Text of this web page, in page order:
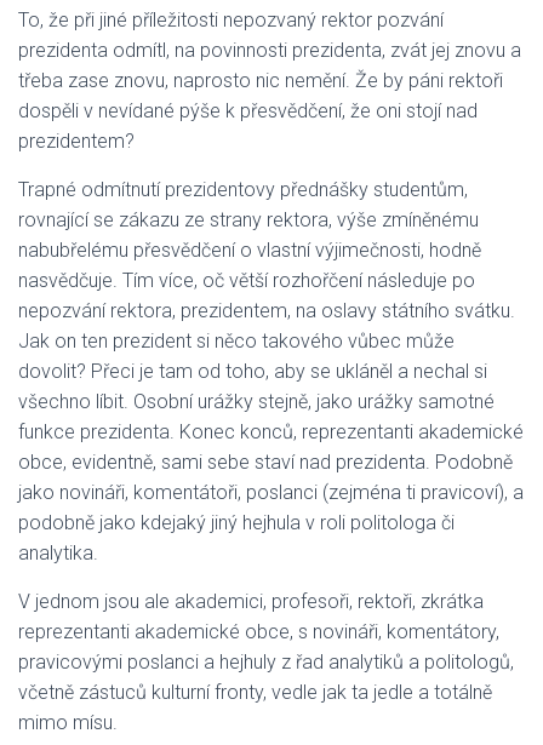
To, že při jiné příležitosti nepozvaný rektor pozvání
prezidenta odmítl, na povinnosti prezidenta, zvát jej znovu a
třeba zase znovu, naprosto nic nemění. Že by páni rektoři
dospěli v nevídané pýše k přesvědčení, že oni stojí nad
prezidentem?
Trapné odmítnutí prezidentovy přednášky studentům,
rovnající se zákazu ze strany rektora, výše zmíněnému
nabubřelému přesvědčení o vlastní výjimečnosti, hodně
nasvědčuje. Tím více, oč větší rozhořčení následuje po
nepozvání rektora, prezidentem, na oslavy státního svátku.
Jak on ten prezident si něco takového vůbec může
dovolit? Přeci je tam od toho, aby se ukláněl a nechal si
všechno líbit. Osobní urážky stejně, jako urážky samotné
funkce prezidenta. Konec konců, reprezentanti akademické
obce, evidentně, sami sebe staví nad prezidenta. Podobně
jako novináři, komentátoři, poslanci (zejména ti pravicoví), a
podobně jako kdejaký jiný hejhula v roli politologa či
analytika.
V jednom jsou ale akademici, profesoři, rektoři, zkrátka
reprezentanti akademické obce, s novináři, komentátory,
pravicovými poslanci a hejhuly z řad analytiků a politologů,
včetně zástuců kulturní fronty, vedle jak ta jedle a totálně
mimo mísu.